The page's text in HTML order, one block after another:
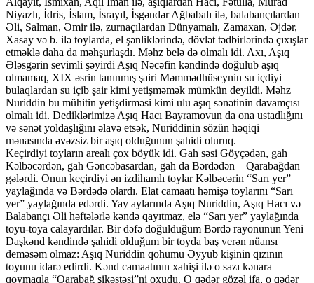
Niyazlı, İdris, İslam, İsrayıl, İsgəndər Ağbabalı ilə, balabançılardan
Əli, Salman, Əmir ilə, zurnaçılardan Dünyamalı, Zamaxan, Əjdər,
Xasay və b. ilə toylarda, el şənliklərində, dövlət tədbirlərində çıxışlar
etməklə daha da məhşurlaşdı. Məhz belə də olmalı idi. Axı, Aşıq
Ələsgərin sevimli şəyirdi Aşıq Nəcəfin kəndində doğulub aşıq
olmamaq, XIX əsrin tanınmış şairi Məmmədhüseynin su içdiyi
bulaqlardan su içib şair kimi yetişməmək mümkün deyildi. Məhz
Nuriddin bu mühitin yetişdirməsi kimi ulu aşıq sənətinin davamçısı
olmalı idi. Dediklərimizə Aşıq Hacı Bayramovun da ona ustadlığını
və sənət yoldaşlığını əlavə etsək, Nuriddinin sözün həqiqi
mənasında əvəzsiz bir aşıq olduğunun şahidi oluruq.
Keçirdiyi toyların arealı çox böyük idi. Gah səsi Göyçədən, gah
Kəlbəcərdən, gah Gəncəbasardan, gah da Bərdədən – Qarabağdan
gələrdi. Onun keçirdiyi ən izdihamlı toylar Kəlbəcərin “Sarı yer”
yaylağında və Bərdədə olardı. Elat camaatı həmişə toylarını “Sarı
yer” yaylağında edərdi. Yay aylarında Aşıq Nuriddin, Aşıq Hacı və
Balabançı Əli həftələrlə kəndə qayıtmaz, elə “Sarı yer” yaylağında
toyu-toya calayardılar. Bir dəfə doğulduğum Bərdə rayonunun Yeni
Daşkənd kəndində şahidi olduğum bir toyda baş verən nüansı
deməsəm olmaz: Aşıq Nuriddin qohumu Əyyub kişinin qızının
toyunu idarə edirdi. Kənd camaatının xahişi ilə o sazı kənara
qoymaqla “Qarabağ şikəstəsi”ni oxudu. O qədər gözəl ifa, o qədər